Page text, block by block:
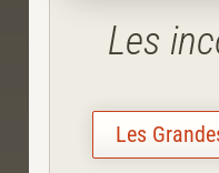
Les
Les